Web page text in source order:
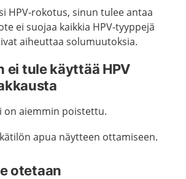
HPV-rokotus, sinun tulee antaa
ei suojaa kaikkia HPV-tyyppejä
aiheuttaa solumuutoksia.
ei tule käyttää HPV
on aiemmin poistettu.
apua näytteen ottamiseen.
otetaan